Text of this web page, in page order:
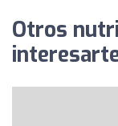
Otros